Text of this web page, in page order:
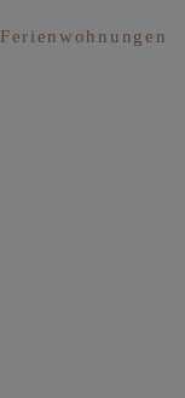
Ferienwohnungen